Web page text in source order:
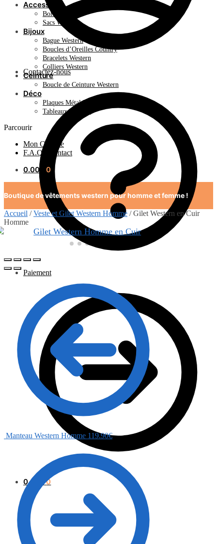
Contactez-nous
Paiement
0.00 € 0
Accessoire
Bolo Tie
Sacs Western
Bijoux
Bague Western
Boucles d’Oreilles Country
Bracelets Western
Colliers Western
Ceinture
Boucle de Ceinture Western
Déco
Plaques Métal Déco Américaine
Tableaux Western
Parcourir
Mon Compte
F.A.Q / Contact
0.00€ 0
Boutique de vêtements western pour homme et femme !
Accueil /Veste et Gilet Western Homme /Gilet Western en Cuir
Homme
Manteau Western Homme 119.90€